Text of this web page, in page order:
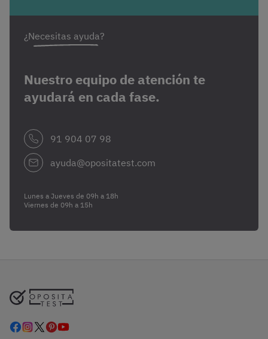
¿Necesitas ayuda?
Nuestro equipo de atención te
ayudará en cada fase.
91 904 07 98
ayuda@opositatest.com
Lunes a Jueves de 09h a 18h
Viernes de 09h a 15h